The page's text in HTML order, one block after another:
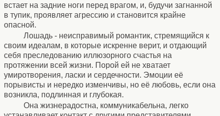
встает на задние ноги перед врагом, и, будучи загнанной
в тупик, проявляет агрессию и становится крайне
опасной.
Лошадь - неисправимый романтик, стремящийся к
своим идеалам, в которые искренне верит, и отдающий
себя преследованию иллюзорного счастья на
протяжении всей жизни. Порой ей не хватает
умиротворения, ласки и сердечности. Эмоции её
порывисты и нередко изменчивы, но её любовь, если она
возникла, подлинная и глубокая.
Она жизнерадостна, коммуникабельна, легко